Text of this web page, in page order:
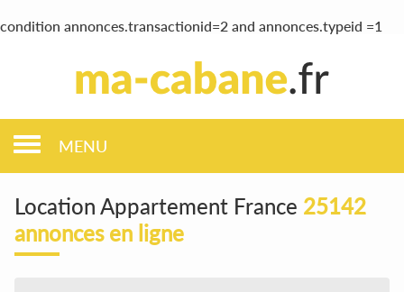
condition annonces.transactionid=2 and annonces.typeid =1
MENU
Location Appartement France 25142
annonces en ligne